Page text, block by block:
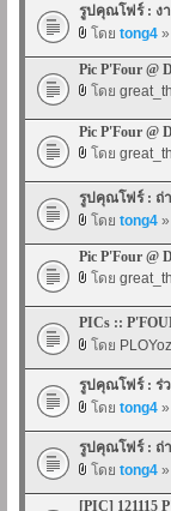
รูปคุณโฟร์ : ง
โดย tong4
Pic P'Four @
โดย
Pic P'Four @
โดย
รูปคุณโฟร์ : ถ่า
โดย tong4
Pic P'Four @
โดย
PICs ::
โดย
รูปคุณโฟร์ : ร่ว
โดย tong4
รูปคุณโฟร์ : ถ่
โดย tong4
[PIC] 121115